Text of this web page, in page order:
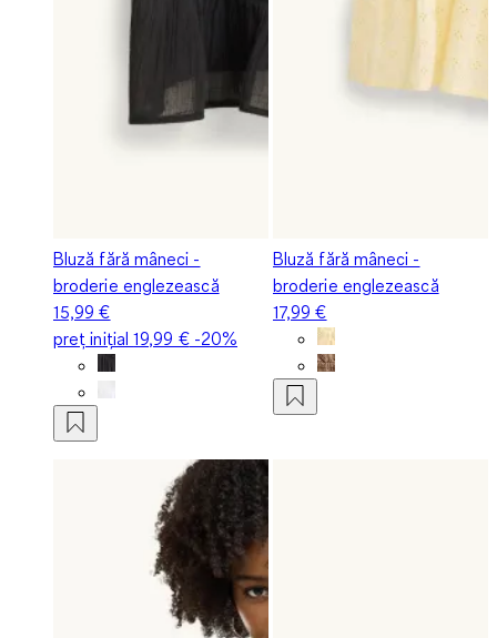
Bluză fără mâneci -
broderie englezească
15,99 €
preț inițial19,99 €-20%
Bluză fără mâneci -
broderie englezească
17,99 €